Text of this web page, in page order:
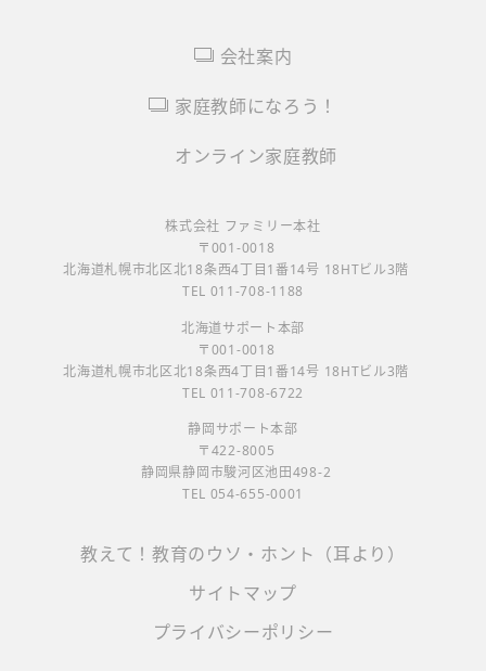
オンライン家庭教師
家庭教師になろう！
会社案内
株式会社 ファミリー本社
〒001-0018
北海道札幌市北区北18条西4丁目1番14号 18HTビル3階
TEL 011-708-1188
北海道サポート本部
〒001-0018
北海道札幌市北区北18条西4丁目1番14号 18HTビル3階
TEL 011-708-6722
静岡サポート本部
〒422-8005
静岡県静岡市駿河区池田498-2
TEL 054-655-0001
プライバシーポリシー
サイトマップ
教えて！教育のウソ・ホント（耳より）